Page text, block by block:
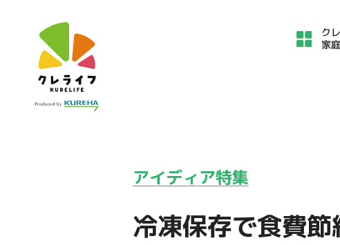
ク
家
アイディア特集
冷凍保存で食費